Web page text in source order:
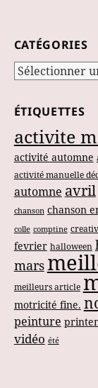
CATÉGORIES
Catégories
ÉTIQUETTES
activite
activité automne
activité manuelle
automne avril
chanson chanson
colle comptine
fevrier halloween
mars
meilleurs article
motricité fine.
peinture
vidéo été